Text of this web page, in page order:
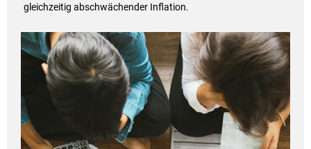
gleichzeitig abschwächender Inflation.